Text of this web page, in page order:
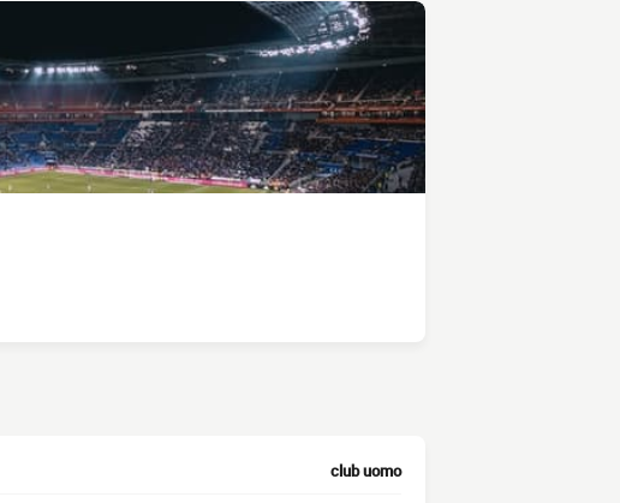
club uomo